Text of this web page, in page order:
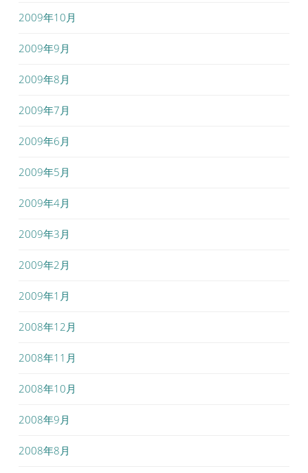
2009年10月
2009年9月
2009年8月
2009年7月
2009年6月
2009年5月
2009年4月
2009年3月
2009年2月
2009年1月
2008年12月
2008年11月
2008年10月
2008年9月
2008年8月